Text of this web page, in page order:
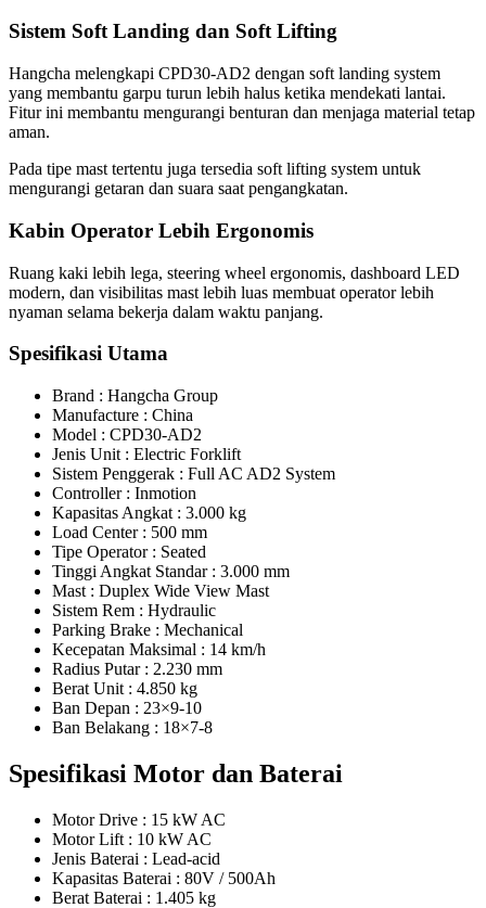
Sistem Soft Landing dan Soft Lifting
Hangcha melengkapi CPD30-AD2 dengan soft landing system
yang membantu garpu turun lebih halus ketika mendekati lantai.
Fitur ini membantu mengurangi benturan dan menjaga material tetap
aman.
Pada tipe mast tertentu juga tersedia soft lifting system untuk
mengurangi getaran dan suara saat pengangkatan.
Kabin Operator Lebih Ergonomis
Ruang kaki lebih lega, steering wheel ergonomis, dashboard LED
modern, dan visibilitas mast lebih luas membuat operator lebih
nyaman selama bekerja dalam waktu panjang.
Spesifikasi Utama
Brand : Hangcha Group
Manufacture : China
Model : CPD30-AD2
Jenis Unit : Electric Forklift
Sistem Penggerak : Full AC AD2 System
Controller : Inmotion
Kapasitas Angkat : 3.000 kg
Load Center : 500 mm
Tipe Operator : Seated
Tinggi Angkat Standar : 3.000 mm
Mast : Duplex Wide View Mast
Sistem Rem : Hydraulic
Parking Brake : Mechanical
Kecepatan Maksimal : 14 km/h
Radius Putar : 2.230 mm
Berat Unit : 4.850 kg
Ban Depan : 23×9-10
Ban Belakang : 18×7-8
Spesifikasi Motor dan Baterai
Motor Drive : 15 kW AC
Motor Lift : 10 kW AC
Jenis Baterai : Lead-acid
Kapasitas Baterai : 80V / 500Ah
Berat Baterai : 1.405 kg